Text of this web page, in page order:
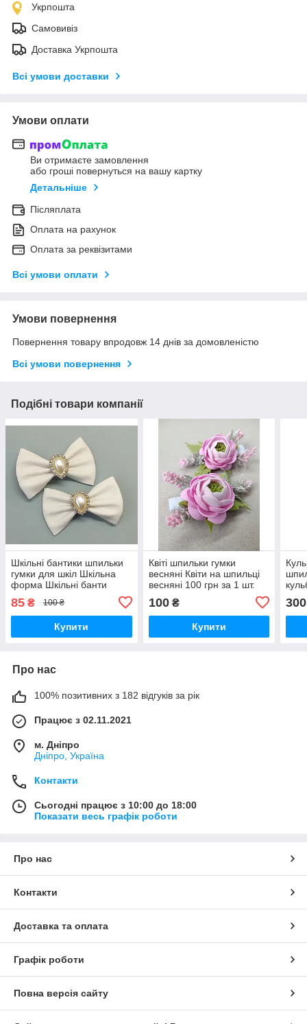
Укрпошта
Самовивіз
Доставка Укрпошта
Всі умови доставки
Умови оплати
Ви отримаєте замовлення
або гроші повернуться на вашу картку
Детальніше
Післяплата
Оплата на рахунок
Оплата за реквізитами
Всі умови оплати
Умови повернення
Повернення товару впродовж 14 днів за домовленістю
Всі умови повернення
Подібні товари компанії
Шкільні бантики шпильки
гумки для шкіл Шкільна
форма Шкільні банти
родчинки 85 грн шт.
85 ₴ 100 ₴
Купити
Квіті шпильки гумки
весняні Квіти на шпильці
весняні 100 грн за 1 шт.
100₴
Купити
300
Про нас
100% позитивних з 182 відгуків за рік
Працює з 02.11.2021
м. Дніпро
Дніпро, Україна
Контакти
Сьогодні працює з 10:00 до 18:00
Показати весь графік роботи
Про нас
Контакти
Доставка та оплата
Графік роботи
Повна версія сайту